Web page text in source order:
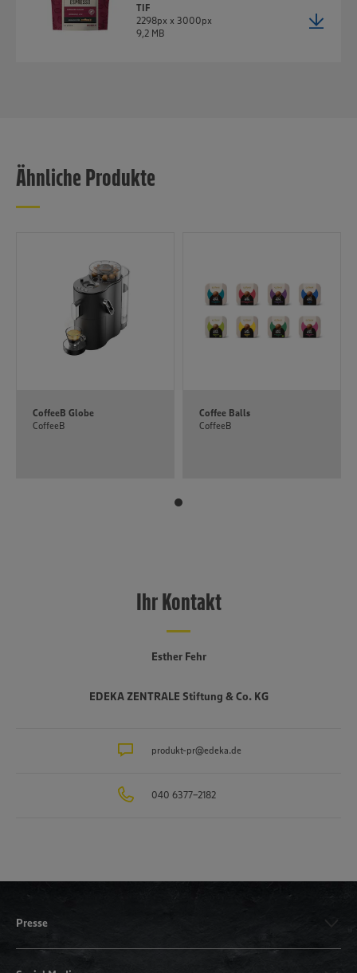
TIF
2298px x 3000px
9,2 MB
Ähnliche Produkte
CoffeeB Globe
CoffeeB
Coffee Balls
CoffeeB
Ihr Kontakt
Esther Fehr
EDEKA ZENTRALE Stiftung & Co. KG
produkt-pr@edeka.de
040 6377-2182
Presse